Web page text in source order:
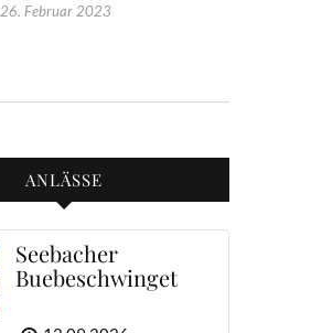
26. Februar 2023
ANLÄSSE
Seebacher
Buebeschwinget